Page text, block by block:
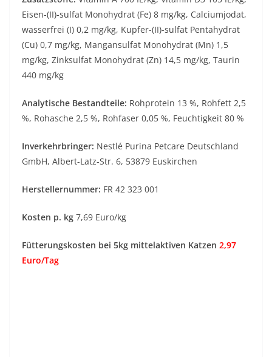
Eisen-(II)-sulfat Monohydrat (Fe) 8 mg/kg, Calciumjodat,
wasserfrei (I) 0,2 mg/kg, Kupfer-(II)-sulfat Pentahydrat
(Cu) 0,7 mg/kg, Mangansulfat Monohydrat (Mn) 1,5
mg/kg, Zinksulfat Monohydrat (Zn) 14,5 mg/kg, Taurin
440 mg/kg
Analytische Bestandteile: Rohprotein 13 %, Rohfett 2,5
%, Rohasche 2,5 %, Rohfaser 0,05 %, Feuchtigkeit 80 %
Inverkehrbringer: Nestlé Purina Petcare Deutschland
GmbH, Albert-Latz-Str. 6, 53879 Euskirchen
Herstellernummer: FR 42 323 001
Kosten p. kg 7,69 Euro/kg
Fütterungskosten bei 5kg mittelaktiven Katzen 2,97
Euro/Tag